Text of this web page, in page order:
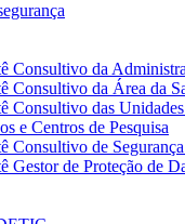
Consultivo da
Consultivo da Área da
Consultivo das
e Centros de Pesquisa
Consultivo de
Gestor de Proteção de